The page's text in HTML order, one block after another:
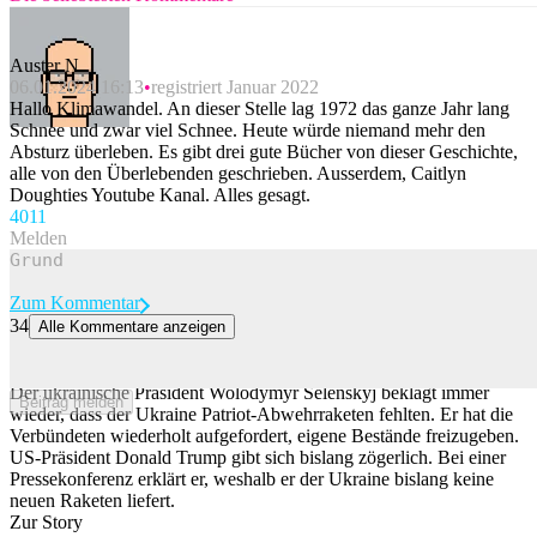
Auster N
06.01.2024 16:13 registriert Januar 2022
Hallo Klimawandel. An dieser Stelle lag 1972 das ganze Jahr lang
Schnee und zwar viel Schnee. Heute würde niemand mehr den
Absturz überleben. Es gibt drei gute Bücher von dieser Geschichte,
alle von den Überlebenden geschrieben. Ausserdem, Caitlyn
Doughties Youtube Kanal. Alles gesagt.
4011
Melden
Beitrag melden
Zum Kommentar
34 Alle Kommentare anzeigen
Der ukrainische Präsident Wolodymyr Selenskyj beklagt immer
wieder, dass der Ukraine Patriot-Abwehrraketen fehlten. Er hat die
Verbündeten wiederholt aufgefordert, eigene Bestände freizugeben.
US-Präsident Donald Trump gibt sich bislang zögerlich. Bei einer
Pressekonferenz erklärt er, weshalb er der Ukraine bislang keine
neuen Raketen liefert.
Zur Story